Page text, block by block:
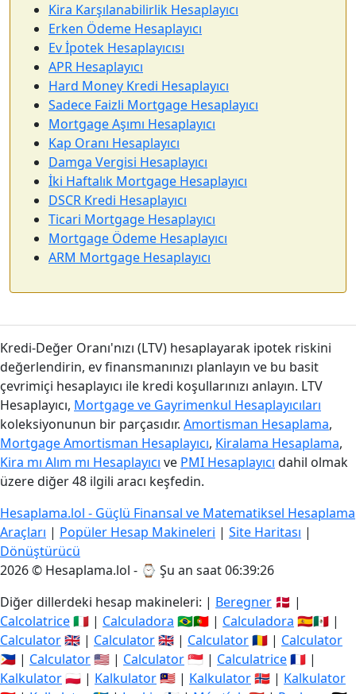
Kira Karşılanabilirlik Hesaplayıcı
Erken Ödeme Hesaplayıcı
Ev İpotek Hesaplayıcısı
APR Hesaplayıcı
Hard Money Kredi Hesaplayıcı
Sadece Faizli Mortgage Hesaplayıcı
Mortgage Aşımı Hesaplayıcı
Kap Oranı Hesaplayıcı
Damga Vergisi Hesaplayıcı
İki Haftalık Mortgage Hesaplayıcı
DSCR Kredi Hesaplayıcı
Ticari Mortgage Hesaplayıcı
Mortgage Ödeme Hesaplayıcı
ARM Mortgage Hesaplayıcı
Kredi-Değer Oranı'nızı (LTV) hesaplayarak ipotek riskini
değerlendirin, ev finansmanınızı planlayın ve bu basit
çevrimiçi hesaplayıcı ile kredi koşullarınızı anlayın. LTV
Hesaplayıcı, Mortgage ve Gayrimenkul Hesaplayıcıları
koleksiyonunun bir parçasıdır. Amortisman Hesaplama,
Mortgage Amortisman Hesaplayıcı, Kiralama Hesaplama,
Kira mı Alım mı Hesaplayıcı ve PMI Hesaplayıcı dahil olmak
üzere diğer 48 ilgili aracı keşfedin.
Hesaplama.lol - Güçlü Finansal ve Matematiksel Hesaplama
Araçları | Popüler Hesap Makineleri | Site Haritası |
Dönüştürücü
2026 © Hesaplama.lol - ⌚ Şu an saat 06:39:26
Diğer dillerdeki hesap makineleri: | Beregner 🇩🇰 |
Calcolatrice🇮🇹 | Calculadora 🇧🇷🇵🇹 | Calculadora 🇪🇸🇲🇽 |
Calculator🇬🇧 | Calculator🇬🇧 | Calculator🇷🇴 | Calculator
🇵🇭 | Calculator🇺🇸 | Calculator🇸🇬 | Calculatrice🇫🇷 |
Kalkulator🇵🇱 | Kalkulator🇲🇾 | Kalkulator🇳🇴 | Kalkulator